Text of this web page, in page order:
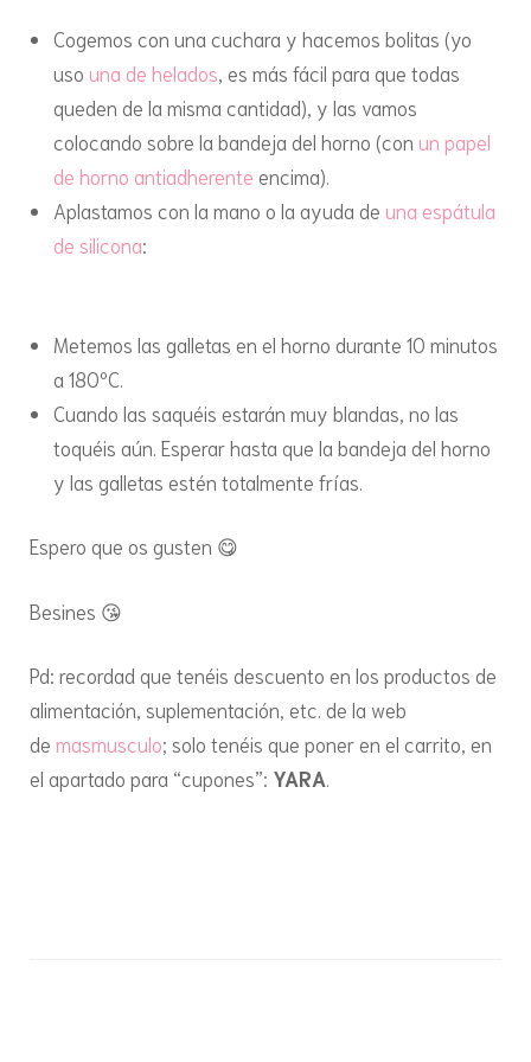
Cogemos con una cuchara y hacemos bolitas (yo
uso una de helados , es más fácil para que todas
queden de la misma cantidad), y las vamos
colocando sobre la bandeja del horno (con un papel
de horno antiadherente encima).
Aplastamos con la mano o la ayuda de una espátula
de silicona:
Metemos las galletas en el horno durante 10 minutos
a 180ºC.
Cuando las saquéis estarán muy blandas, no las
toquéis aún. Esperar hasta que la bandeja del horno
y las galletas estén totalmente frías.
Espero que os gusten 😋
Besines 😘
Pd: recordad que tenéis descuento en los productos de
alimentación, suplementación, etc. de la web
de masmusculo; solo tenéis que poner en el carrito, en
el apartado para “cupones”: YARA